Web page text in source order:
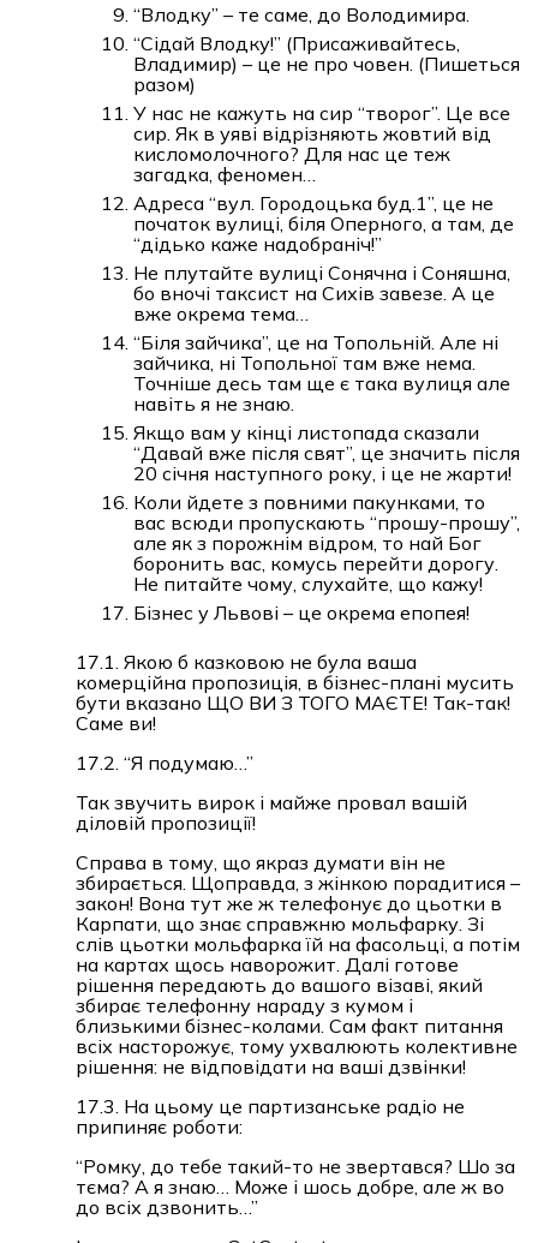
“Влодку” – те саме, до Володимира.
“Сідай Влодку!” (Присаживайтесь,
Владимир) – це не про човен. (Пишеться
разом)
У нас не кажуть на сир “творог”. Це все
сир. Як в уяві відрізняють жовтий від
кисломолочного? Для нас це теж
загадка, феномен…
Адреса “вул. Городоцька буд.1”, це не
початок вулиці, біля Оперного, а там, де
“дідько каже надобраніч!”
Не плутайте вулиці Сонячна і Соняшна,
бо вночі таксист на Сихів завезе. А це
вже окрема тема…
“Біля зайчика”, це на Топольній. Але ні
зайчика, ні Топольної там вже нема.
Точніше десь там ще є така вулиця але
навіть я не знаю.
Якщо вам у кінці листопада сказали
“Давай вже після свят”, це значить після
20 січня наступного року, і це не жарти!
Коли йдете з повними пакунками, то
вас всюди пропускають “прошу-прошу”,
але як з порожнім відром, то най Бог
боронить вас, комусь перейти дорогу.
Не питайте чому, слухайте, що кажу!
Бізнес у Львові – це окрема епопея!
17.1. Якою б казковою не була ваша
комерційна пропозиція, в бізнес-плані мусить
бути вказано ЩО ВИ З ТОГО МАЄТЕ! Так-так!
Саме ви!
17.2. “Я подумаю…”
Так звучить вирок і майже провал вашій
діловій пропозиції!
Справа в тому, що якраз думати він не
збирається. Щоправда, з жінкою порадитися –
закон! Вона тут же ж телефонує до цьотки в
Карпати, що знає справжню мольфарку. Зі
слів цьотки мольфарка їй на фасольці, а потім
на картах щось наворожит. Далі готове
рішення передають до вашого візаві, який
збирає телефонну нараду з кумом і
близькими бізнес-колами. Сам факт питання
всіх насторожує, тому ухвалюють колективне
рішення: не відповідати на ваші дзвінки!
17.3. На цьому це партизанське радіо не
припиняє роботи:
“Ромку, до тебе такий-то не звертався? Шо за
тєма? А я знаю… Може і шось добре, але ж во
до всіх дзвонить…”